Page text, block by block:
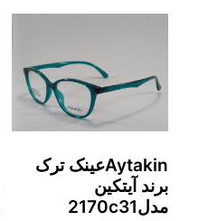
Aytakinعینک ترک
برند آیتکین
مدل2170c31